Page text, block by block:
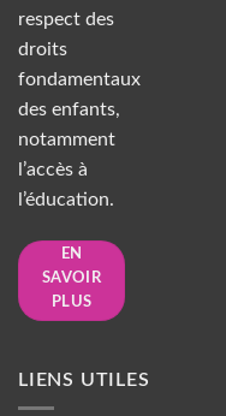
respect des
droits
fondamentaux
des enfants,
notamment
l’accès à
l’éducation.
EN
SAVOIR
PLUS
LIENS UTILES